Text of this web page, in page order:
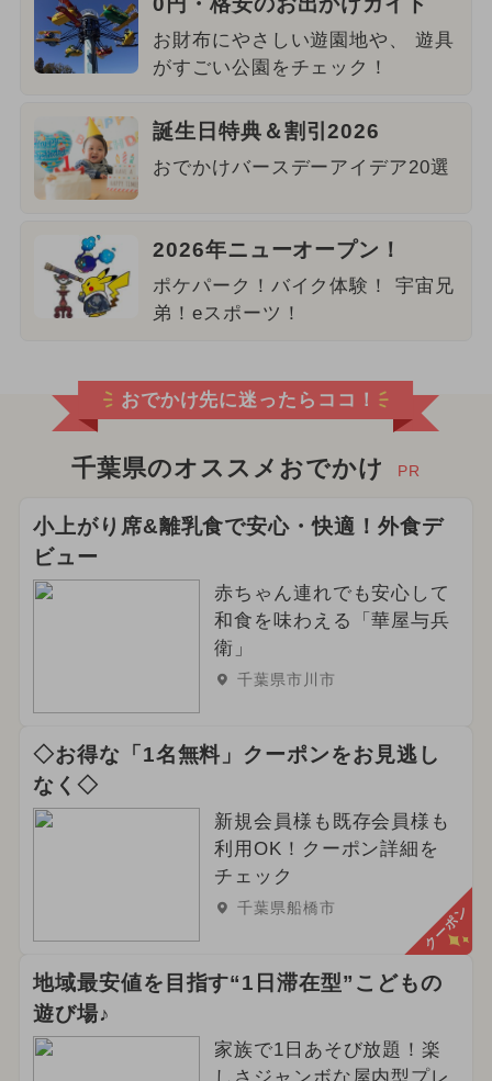
お財布にやさしい遊園地や、 遊具
がすごい公園をチェック！
誕生日特典＆割引2026
おでかけバースデーアイデア20選
2026年ニューオープン！
ポケパーク！バイク体験！ 宇宙兄
弟！eスポーツ！
おでかけ先に迷ったらココ！
千葉県のオススメおでかけ PR
小上がり席&離乳食で安心・快適！外食デ
ビュー
赤ちゃん連れでも安心して
和食を味わえる「華屋与兵
衛」
千葉県市川市
◇お得な「1名無料」クーポンをお見逃し
なく◇
新規会員様も既存会員様も
利用OK！クーポン詳細を
チェック
千葉県船橋市 クーポン
地域最安値を目指す“1日滞在型”こどもの
遊び場♪
家族で1日あそび放題！楽